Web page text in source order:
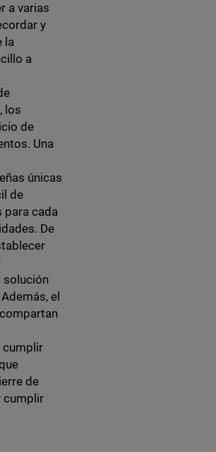
a varias
y
la
a
los
de
Una
únicas
de
para cada
De
solución
el
cumplir
de
cumplir